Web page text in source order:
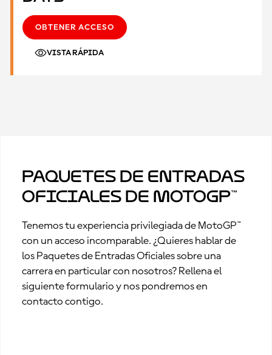
OBTENER ACCESO
VISTA RÁPIDA
Paquetes de Entradas
Oficiales de MotoGP™
Tenemos tu experiencia privilegiada de MotoGP™
con un acceso incomparable. ¿Quieres hablar de
los Paquetes de Entradas Oficiales sobre una
carrera en particular con nosotros? Rellena el
siguiente formulario y nos pondremos en
contacto contigo.